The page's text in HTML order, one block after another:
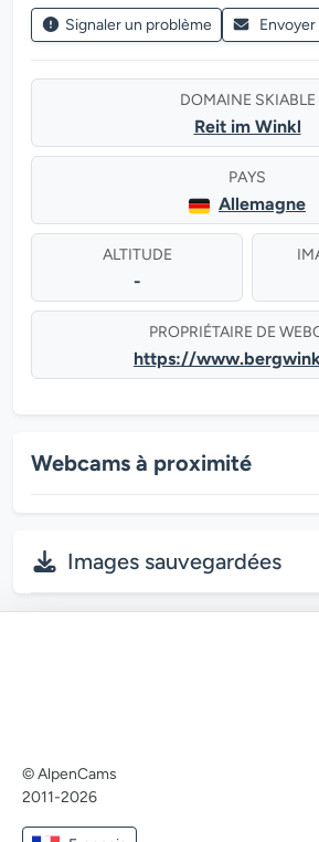
Signaler un problème
DOMAINE SKIABLE
Reit im Winkl
PAYS
Allemagne
ALTITUDE
-
PROPRIÉTAIRE DE
https://
Webcams à proximité
Images sauvegardées
© AlpenCams
2011-2026